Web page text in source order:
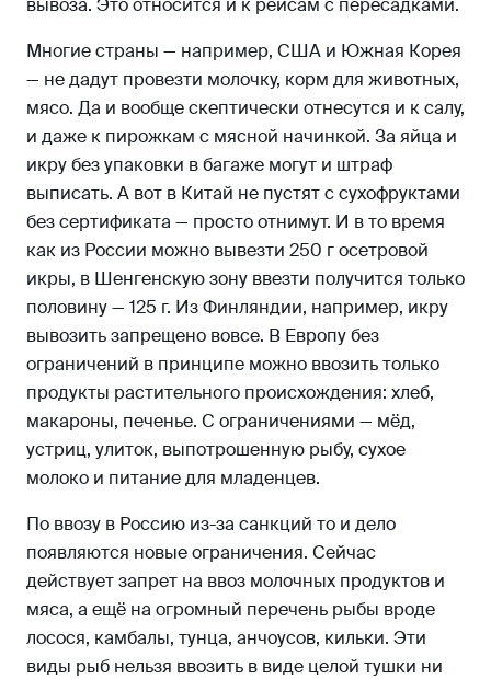
вывоза. Это относится и к рейсам с пересадками.
Многие страны — например, США и Южная Корея
— не дадут провезти молочку, корм для животных,
мясо. Да и вообще скептически отнесутся и к салу,
и даже к пирожкам с мясной начинкой. За яйца и
икру без упаковки в багаже могут и штраф
выписать. А вот в Китай не пустят с сухофруктами
без сертификата — просто отнимут. И в то время
как из России можно вывезти 250 г осетровой
икры, в Шенгенскую зону ввезти получится только
половину — 125 г. Из Финляндии, например, икру
вывозить запрещено вовсе. В Европу без
ограничений в принципе можно ввозить только
продукты растительного происхождения: хлеб,
макароны, печенье. С ограничениями — мёд,
устриц, улиток, выпотрошенную рыбу, сухое
молоко и питание для младенцев.
По ввозу в Россию из-за санкций то и дело
появляются новые ограничения. Сейчас
действует запрет на ввоз молочных продуктов и
мяса, а ещё на огромный перечень рыбы вроде
лосося, камбалы, тунца, анчоусов, кильки. Эти
виды рыб нельзя ввозить в виде целой тушки ни